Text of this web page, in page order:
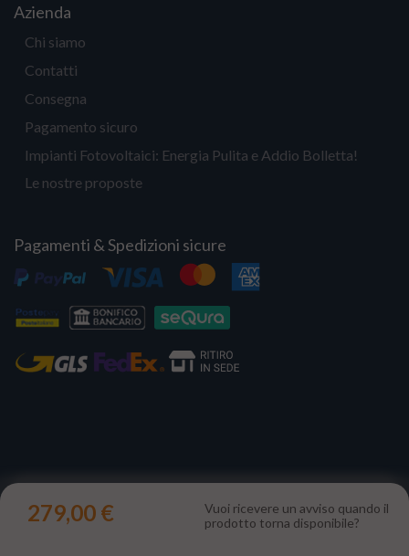
279,00 €
Vuoi ricevere un avviso quando il
prodotto torna disponibile?
Azienda
Chi siamo
Contatti
Consegna
Pagamento sicuro
Impianti Fotovoltaici: Energia Pulita e Addio Bolletta!
Le nostre proposte
Pagamenti & Spedizioni sicure
Copyright 2023 | Il Portale del Sole Srl - P.IVA IT12731330960